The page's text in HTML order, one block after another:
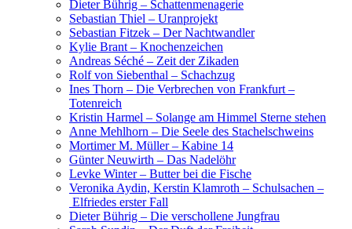
Dieter Bührig – Schattenmenagerie
Sebastian Thiel – Uranprojekt
Sebastian Fitzek – Der Nachtwandler
Kylie Brant – Knochenzeichen
Andreas Séché – Zeit der Zikaden
Rolf von Siebenthal – Schachzug
Ines Thorn – Die Verbrechen von Frankfurt –
Totenreich
Kristin Harmel – Solange am Himmel Sterne stehen
Anne Mehlhorn – Die Seele des Stachelschweins
Mortimer M. Müller – Kabine 14
Günter Neuwirth – Das Nadelöhr
Levke Winter – Butter bei die Fische
Veronika Aydin, Kerstin Klamroth – Schulsachen –
Elfriedes erster Fall
Dieter Bührig – Die verschollene Jungfrau